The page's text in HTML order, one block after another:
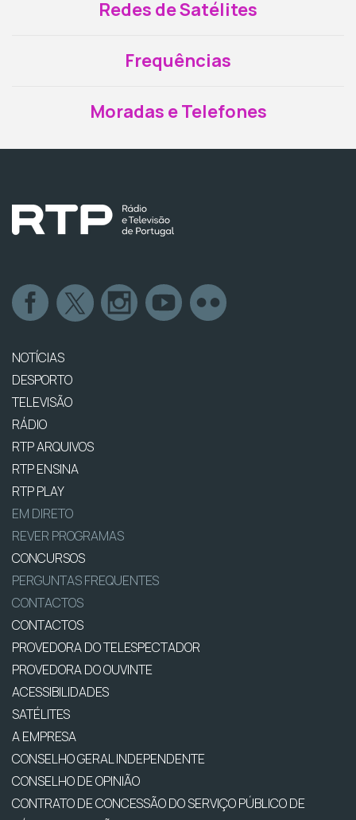
Redes de Satélites
Frequências
Moradas e Telefones
NOTÍCIAS
DESPORTO
TELEVISÃO
RÁDIO
RTP ARQUIVOS
RTP ENSINA
RTP PLAY
EM DIRETO
REVER PROGRAMAS
CONCURSOS
PERGUNTAS FREQUENTES
CONTACTOS
CONTACTOS
PROVEDORA DO TELESPECTADOR
PROVEDORA DO OUVINTE
ACESSIBILIDADES
SATÉLITES
A EMPRESA
CONSELHO GERAL INDEPENDENTE
CONSELHO DE OPINIÃO
CONTRATO DE CONCESSÃO DO SERVIÇO PÚBLICO DE